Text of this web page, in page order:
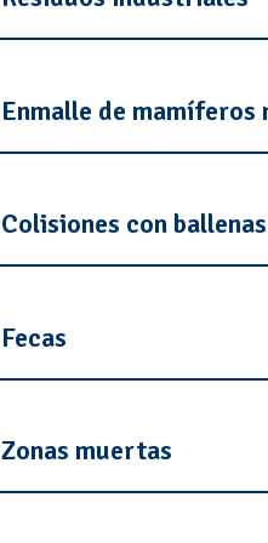
Enmalle de mamíferos
Colisiones con ballenas
Fecas
Zonas muertas